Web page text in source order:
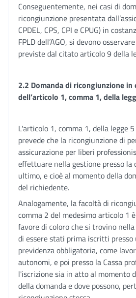
Conseguentemente, nei casi di
ricongiunzione presentata
CPDEL, CPS, CPI e CPUG) in
FPLD dell’AGO, si devono
previste dal citato articolo 9 della
2.2 Domanda di ricongiunzione
dell’articolo 1, comma 1, della
L'articolo 1, comma 1, della legge
prevede che la ricongiunzione di
assicurazione per liberi
effettuare nella gestione presso la
ultimo, e cioè al momento della
del richiedente.
Analogamente, la facoltà di
comma 2 del medesimo articolo 1
favore di coloro che si trovino
di essere stati prima iscritti presso
previdenza obbligatoria, come
autonomi, e poi presso la Cassa
l'iscrizione sia in atto al momento
della domanda e dove possono,